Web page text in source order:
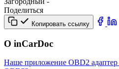
Поделиться
Копировать ссылку
О inCarDoc
Наше приложение OBD2 адаптер